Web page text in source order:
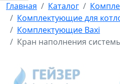
Главная Каталог
Комплектующие для
Комплектующие Baxi
Кран наполнения